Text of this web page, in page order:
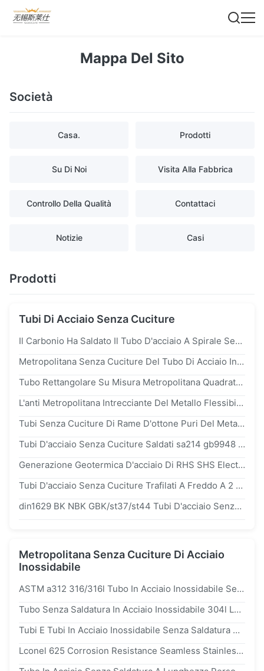
Mappa Del Sito
Società
Casa. Prodotti
Su Di Noi Visita Alla Fabbrica
Controllo Della Qualità Contattaci
Notizie Casi
Prodotti
Tubi Di Acciaio Senza Cuciture
Il Carbonio Ha Saldato Il Tubo D'acciaio A Spirale Senza Cuciture Per La Costruzione Dell'oleodotto
Metropolitana Senza Cuciture Del Tubo Di Acciaio Inossidabile Del Giro sus201 Con Resistenza Dell'alcali Per Industria
Tubo Rettangolare Su Misura Metropolitana Quadrata Senza Cuciture Di Acciaio Inossidabile 316l Di SUS 301
L'anti Metropolitana Intrecciante Del Metallo Flessibile Di Acciaio Inossidabile Di Corrosione ss304 Per Cavo Elettrico Ha Protetto
Tubi Senza Cuciture Di Rame D'ottone Puri Del Metallo Di h62 h65 dn16 dn40 99,9% Per Refrigerazione Del Condizionatore D'aria
Tubi D'acciaio Senza Cuciture Saldati sa214 gb9948 12crmo 15crmo Del Carbonio Di ASTM a214 ASME Per La Metropolitana Di Caldaia
Generazione Geotermica D'acciaio Di RHS SHS Electric Power Della Metropolitana Del Quadrato Rettangolare Di ASTM a500
Tubi D'acciaio Senza Cuciture Trafilati A Freddo A 2 Pollici Dello Scambiatore Di Calore Di ASTM a179 Gr.B a192 Gr.A st52 sch30 16ft
din1629 BK NBK GBK/st37/st44 Tubi D'acciaio Senza Cuciture Eddy Current Flaw Detectors
Metropolitana Senza Cuciture Di Acciaio
Inossidabile
ASTM a312 316/316l Tubo In Acciaio Inossidabile Senza Cuciture - Resistente Alla Corrosione Con Dimensioni Personalizzate Per Applicazioni Industriali
Tubo Senza Saldatura In Acciaio Inossidabile 304l Laminato A Freddo Ricotto Per Apparecchiature Mediche
Tubi E Tubi In Acciaio Inossidabile Senza Saldatura 316l Per Applicazioni Di Ingegneria Chimica E Petrolifera
Lconel 625 Corrosion Resistance Seamless Stainless Steel Tube For Marine Engineering